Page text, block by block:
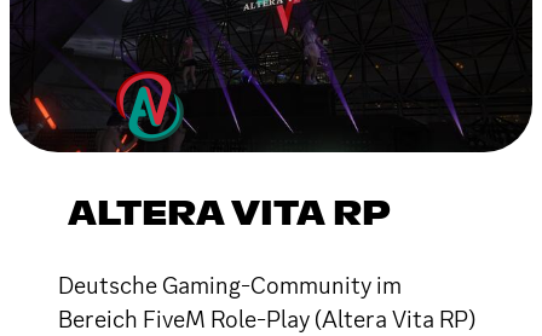
ALTERA VITA RP
Deutsche Gaming-Community im
Bereich FiveM Role-Play (Altera Vita RP)